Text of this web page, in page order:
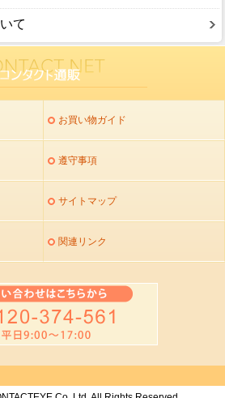
て
お買い物ガイド
遵守事項
サイトマップ
関連リンク